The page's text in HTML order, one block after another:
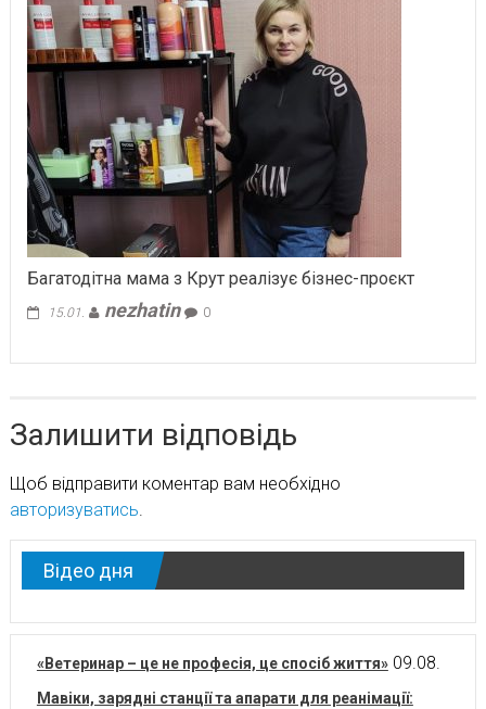
Багатодітна мама з Крут реалізує бізнес-проєкт
15.01. nezhatin 0
Залишити відповідь
Щоб відправити коментар вам необхідно
авторизуватись.
Відео дня
«Ветеринар – це не професія, це спосіб життя» 09.08.
Мавіки, зарядні станції та апарати для реанімації: